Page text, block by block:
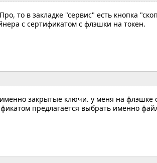
то в закладке "сервис" есть кнопка
с сертификатом с флэшки на токен.
закрытые ключи. у меня на
предлагается выбрать именно